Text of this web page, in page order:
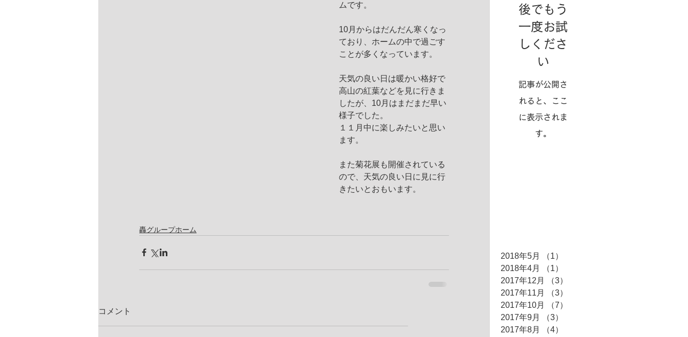
ムです。
10月からはだんだん寒くなっ
ており、ホームの中で過ごす
ことが多くなっています。
天気の良い日は暖かい格好で
高山の紅葉などを見に行きま
したが、10月はまだまだ早い
様子でした。
１１月中に楽しみたいと思い
ます。
また菊花展も開催されている
ので、天気の良い日に見に行
きたいとおもいます。
轟グループホーム
コメント
後でもう
一度お試
しくださ
い
記事が公開さ
れると、ここ
に表示されま
す。
2018年5月 （1）
2018年4月
（1）
2017年12月
（3）
2017年11月
（3）
2017年10月
（7）
2017年9月
（3）
2017年8月
（4）